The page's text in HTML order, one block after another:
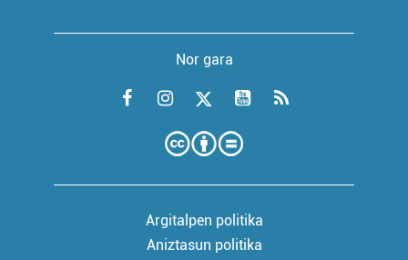
Nor gara
Argitalpen politika
Aniztasun politika